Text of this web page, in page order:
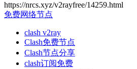
https://nrcs.xyz/v2rayfree/14259.html
免费网络节点
clash v2ray
Clash免费节点
Clash节点分享
clash订阅免费